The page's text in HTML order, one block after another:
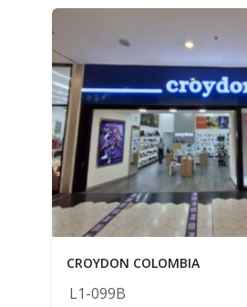
CROYDON COLOMBIA
L1-099B